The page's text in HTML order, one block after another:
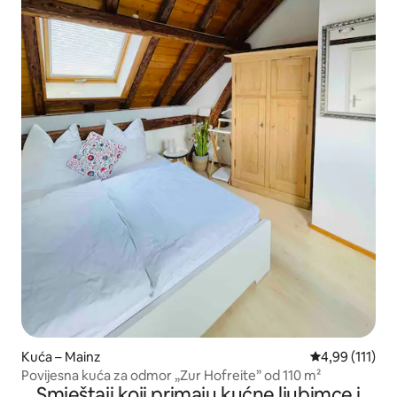
Kuća – Mainz Prosječna
4,99 (111)
Povijesna kuća za odmor „Zur Hofreite” od 110 m²